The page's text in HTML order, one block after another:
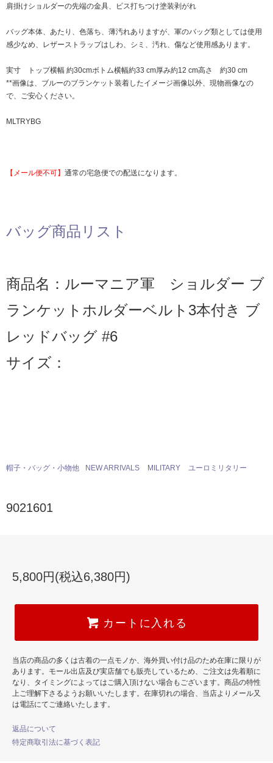
肩掛けショルダーの先端の金具、ビス打ちつけ塗装剥がれ
バッグ本体、あたり、色落ち、薄汚れありますが、軍のバッグ類としては使用
感少なめ、レザーストラップはしわ、シミ、汚れ、傷など使用感あります。
実寸 トップ横幅 約30cmボトム横幅約33 cm厚み約12 cm高さ 約30 cm
**画像は、ブルーのブランケット装着したイメージ画像以外、現物画像なの
で、ご安心ください。
MLTRYBG
【メール便不可】 通常の宅急便での配送になります。
バッグ商品リスト
商品名：ルーマニア軍 ショルダー ブ
ランケットホルダーベルト3本付き ブ
レッドバッグ #6
サイズ：
帽子・バッグ・小物他 NEW ARRIVALS MILITARY ユーロミリタリー
9021601
5,800円(税込6,380円)
カートに入れる
当店の商品の多くは古着の一点モノか、海外買い付け品のため在庫に限りが
あります。モール出店及び実店舗でも販売しているため、ご注文は先着順に
なり、タイミングによってはご購入頂けない場合もございます。商品の特性
上ご理解下さるようお願いいたします。在庫切れの場合、当店よりメール又
は電話にてご連絡いたします。
返品について
特定商取引法に基づく表記